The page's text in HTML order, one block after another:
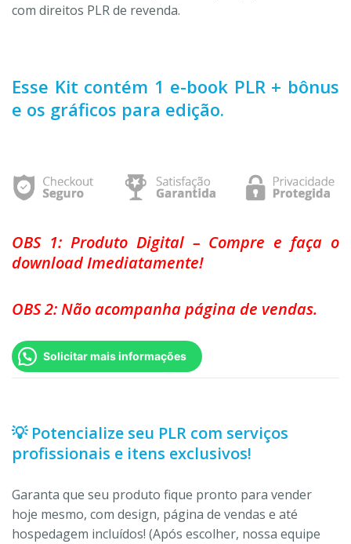
com direitos PLR de revenda.
Esse Kit contém 1 e-book PLR + bônus
e os gráficos para edição.
OBS 1: Produto Digital – Compre e faça o
download Imediatamente!
OBS 2: Não acompanha página de vendas.
Solicitar mais informações
💡 Potencialize seu PLR com serviços
profissionais e itens exclusivos!
Garanta que seu produto fique pronto para vender
hoje mesmo, com design, página de vendas e até
hospedagem incluídos! (Após escolher, nossa equipe